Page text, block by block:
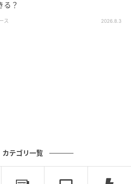
問題にも挑戦しよう！
る？
ス 2026.8.3
カテゴリ一覧